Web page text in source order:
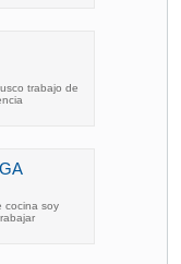
trabajo de
cocina soy